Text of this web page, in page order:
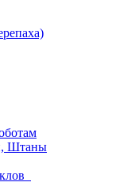
Штаны